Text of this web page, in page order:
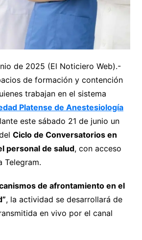
de 2025 (El Noticiero Web).-
de formación y contención
trabajan en el sistema
Platense de Anestesiología
este sábado 21 de junio un
Ciclo de Conversatorios en
personal de salud, con acceso
Telegram.
de afrontamiento en el
, la actividad se desarrollará de
en vivo por el canal